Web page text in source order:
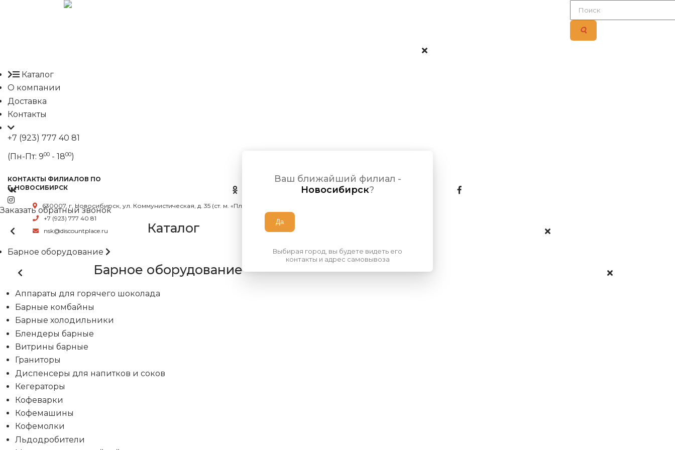
Каталог
О компании
Доставка
Контакты
+7 (923) 777 40 81
(Пн-Пт: 900 - 1800)
КОНТАКТЫ ФИЛИАЛОВ ПО
Г. НОВОСИБИРСК
630007, г. Новосибирск, ул. Коммунистическая, д. 35 (ст. м. «Площадь Ленина»)
+7 (923) 777 40 81
nsk@discountplace.ru
Заказать обратный звонок
Каталог
Барное оборудование
Барное оборудование
Аппараты для горячего шоколада
Барные комбайны
Барные холодильники
Блендеры барные
Витрины барные
Граниторы
Диспенсеры для напитков и соков
Кегераторы
Кофеварки
Кофемашины
Кофемолки
Льдодробители
Ваш ближайший филиал -
Новосибирск?
Выбирая город, вы будете видеть его
контакты и адрес самовывоза